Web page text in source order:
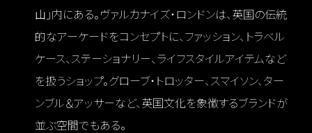
山」内にある。ヴァルカナイズ・ロンドンは、英国の伝統
的なアーケードをコンセプトに、ファッション、トラベル
ケース、ステーショナリー、ライフスタイルアイテムなど
を扱うショップ。グローブ・トロッター、スマイソン、ター
ンブル＆アッサーなど、英国文化を象徴するブランドが
並ぶ空間でもある。